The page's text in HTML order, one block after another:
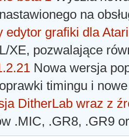
na
edytor grafiki dla Atari
XE, pozwalające
Nowa wersja
timingu i
DitherLab wraz z
.MIC, .GR8, .GR9